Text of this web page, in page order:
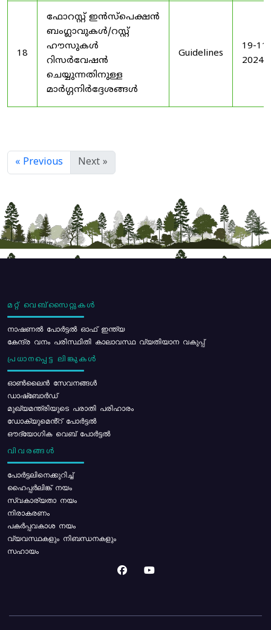
18
ഫോറസ്റ്റ് ഇൻസ്പെക്ഷൻ
ബംഗ്ലാവുകൾ/റസ്റ്റ്
ഹൗസുകൾ
റിസർവേഷൻ
ചെയ്യുന്നതിനുള്ള
മാർഗ്ഗനിർദ്ദേശങ്ങൾ
Guidelines
19-11-
2024
« Previous Next »
മറ്റ് വെബ്സൈറ്റുകൾ
നാഷണൽ പോർട്ടൽ ഓഫ് ഇന്ത്യ
കേന്ദ്ര വനം പരിസ്ഥിതി കാലാവസ്ഥ വ്യതിയാന വകുപ്പ്
പ്രധാനപ്പെട്ട ലിങ്കുകൾ
ഓൺലൈൻ സേവനങ്ങൾ
ഡാഷ്ബോർഡ്
മുഖ്യമന്ത്രിയുടെ പരാതി പരിഹാരം
ഡോക്യുമെൻ്റ് പോർട്ടൽ
ഔദ്യോഗിക വെബ് പോർട്ടൽ
വിവരങ്ങൾ
പോര്‍ട്ടലിനെക്കുറിച്ച്
ഹൈപ്പർലിങ്ക് നയം
സ്വകാര്യതാ നയം
നിരാകരണം
പകർപ്പവകാശ നയം
വ്യവസ്ഥകളും നിബന്ധനകളും
സഹായം